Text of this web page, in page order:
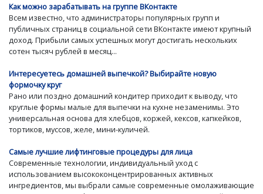
Как можно зарабатывать на группе ВКонтакте
Всем известно, что администраторы популярных групп и
публичных страниц в социальной сети ВКонтакте имеют крупный
доход. Прибыли самых успешных могут достигать нескольких
сотен тысяч рублей в месяц...
Интересуетесь домашней выпечкой? Выбирайте новую
формочку круг
Рано или поздно домашний кондитер приходит к выводу, что
круглые формы малые для выпечки на кухне незаменимы. Это
универсальная основа для хлебцов, коржей, кексов, капкейков,
тортиков, муссов, желе, мини-куличей.
Самые лучшие лифтинговые процедуры для лица
Современные технологии, индивидуальный уход с
использованием высококонцентрированных активных
ингредиентов, мы выбрали самые современные омолаживающие